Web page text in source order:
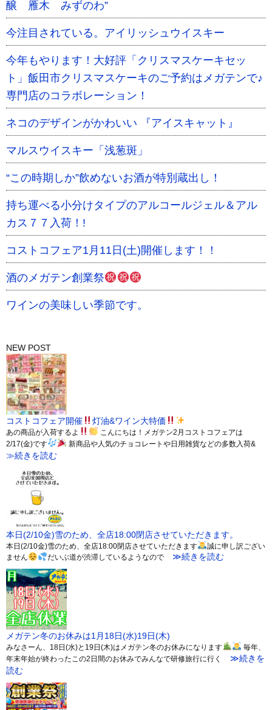
醸 雁木 みずのわ”
今注目されている。アイリッシュウイスキー
今年もやります！大好評「クリスマスケーキセッ
ト」飯田市クリスマスケーキのご予約はメガテンで♪
専門店のコラボレーション！
ネコのデザインがかわいい 『アイスキャット』
マルスウイスキー「浅葱斑」
“この時期しか”飲めないお酒が特別蔵出し！
持ち運べる小分けタイプのアルコールジェル＆アル
カス７７入荷！!
コストコフェア1月11日(土)開催します！！
酒のメガテン創業祭
ワインの美味しい季節です。
NEW POST
コストコフェア開催 灯油&ワイン大特価
あの商品が入荷するよ
こんにちは！メガテン2月コストコフェアは
2/17(金)です
新商品や人気のチョコレートや日用雑貨などの多数入荷&
≫続きを読む
本日(2/10金)雪のため、全店18:00閉店させていただきます。
本日(2/10金)雪のため、全店18:00閉店させていただきます
誠に申し訳ござい
ません
だいぶ道が渋滞しているようなので≫続きを読む
メガテン冬のお休みは1月18日(水)19日(木)
みなさーん、18日(水)と19日(木)はメガテン冬のお休みになります
毎年、
年末年始が終わったこの2日間のお休みでみんなで研修旅行に行く
≫続きを
読む